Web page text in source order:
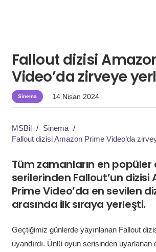
Fallout dizisi
Video’da zirveye
Sinema 14 Nisan 2024
MSBil / Sinema /
Fallout dizisi Amazon Prime Video’da
Tüm zamanların en popüler
serilerinden Fallout’un dizisi
Prime Video’da en sevilen
arasında ilk sıraya yerleşti.
Geçtiğimiz günlerde yayınlanan Fallout
uyandırdı. Ünlü oyun serisinden uyarlanan